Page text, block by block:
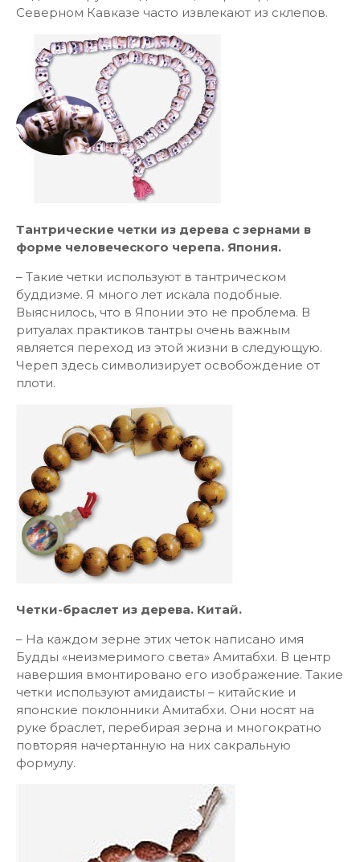
Северном Кавказе часто извлекают из склепов.
Тантрические четки из дерева с зернами в
форме человеческого черепа. Япония.
– Такие четки используют в тантрическом
буддизме. Я много лет искала подобные.
Выяснилось, что в Японии это не проблема. В
ритуалах практиков тантры очень важным
является переход из этой жизни в следующую.
Череп здесь символизирует освобождение от
плоти.
Четки-браслет из дерева. Китай.
– На каждом зерне этих четок написано имя
Будды «неизмеримого света» Амитабхи. В центр
навершия вмонтировано его изображение. Такие
четки используют амидаисты – китайские и
японские поклонники Амитабхи. Они носят на
руке браслет, перебирая зерна и многократно
повторяя начертанную на них сакральную
формулу.